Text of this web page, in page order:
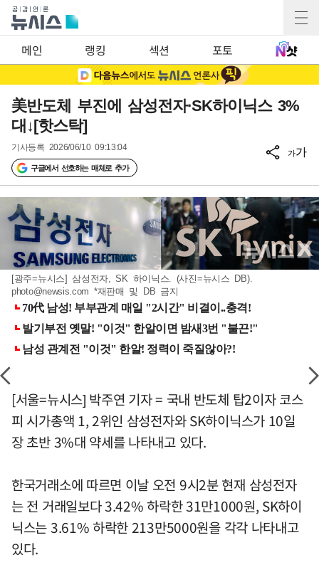
메인 랭킹 섹션 포토
美반도체 부진에 삼성전자·SK하이닉스 3%
대↓[핫스탁]
기사등록 2026/06/10 09:13:04
구글에서 선호하는 매체로 추가
가가
[광주=뉴시스] 삼성전자, SK 하이닉스. (사진=뉴시스 DB).
photo@newsis.com *재판매 및 DB 금지
[서울=뉴시스] 박주연 기자 = 국내 반도체 탑2이자 코스
피 시가총액 1, 2위인 삼성전자와 SK하이닉스가 10일
장 초반 3%대 약세를 나타내고 있다.
한국거래소에 따르면 이날 오전 9시2분 현재 삼성전자
는 전 거래일보다 3.42% 하락한 31만1000원, SK하이
닉스는 3.61% 하락한 213만5000원을 각각 나타내고
있다.